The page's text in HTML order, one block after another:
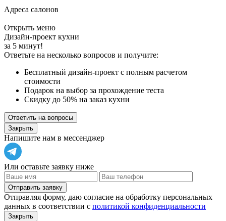
Адреса салонов
Открыть меню
Дизайн-проект кухни
за 5 минут!
Ответьте на несколько вопросов и получите:
Бесплатный дизайн-проект с полным расчетом
стоимости
Подарок на выбор за прохождение теста
Скидку до 50% на заказ кухни
Ответить на вопросы
Закрыть
Напишите нам в мессенджер
Или оставьте заявку ниже
Отправить заявку
Отправляя форму, даю согласие на обработку персональных
данных в соответствии с политикой конфиденциальности
Закрыть